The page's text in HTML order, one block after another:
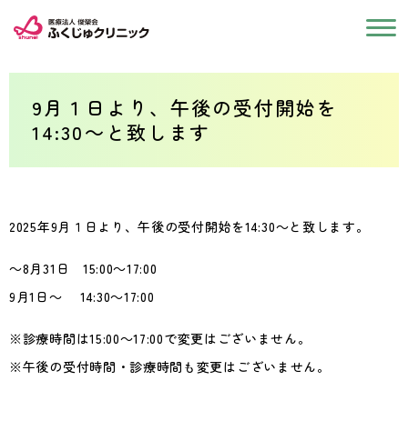
9月１日より、午後の受付開始を
14:30～と致します
2025年9月１日より、午後の受付開始を14:30～と致します。
～8月31日 15:00～17:00
9月1日～ 14:30～17:00
※診療時間は15:00～17:00で変更はございません。
※午後の受付時間・診療時間も変更はございません。